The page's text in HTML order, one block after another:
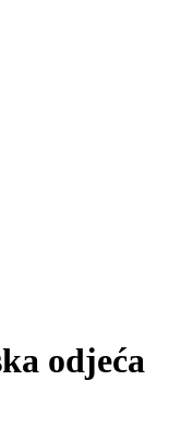
odjeća